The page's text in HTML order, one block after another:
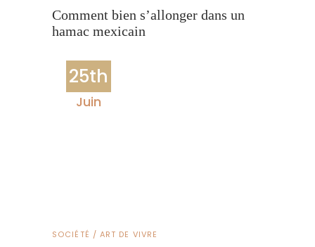
Comment bien s’allonger dans un
hamac mexicain
25th
Juin
SOCIÉTÉ / ART DE VIVRE